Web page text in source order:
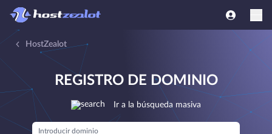
HostZealot
REGISTRO DE DOMINIO
Ir a la búsqueda masiva